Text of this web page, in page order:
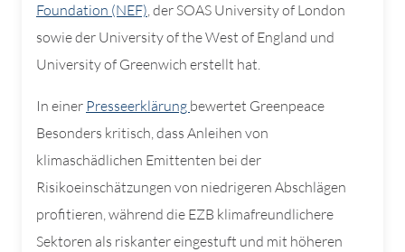
Foundation (NEF), der SOAS University of London
sowie der University of the West of England und
University of Greenwich erstellt hat.
In einer Presseerklärung bewertet Greenpeace
Besonders kritisch, dass Anleihen von
klimaschädlichen Emittenten bei der
Risikoeinschätzungen von niedrigeren Abschlägen
profitieren, während die EZB klimafreundlichere
Sektoren als riskanter eingestuft und mit höheren